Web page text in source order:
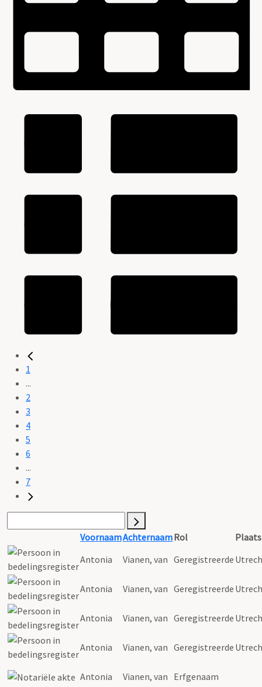
1
...
2
3
4
5
6
...
7
VoornaamAchternaamRol
Plaats
Antonia
Vianen, van Geregistreerde
Antonia Vianen, van Geregistreerde
Antonia Vianen, van Geregistreerde
Antonia Vianen, van Geregistreerde
Antonia Vianen, van Erfgenaam